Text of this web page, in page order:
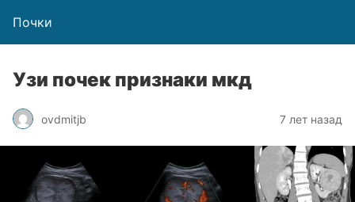
Почки
Узи почек признаки мкд
ovdmitjb 7 лет назад